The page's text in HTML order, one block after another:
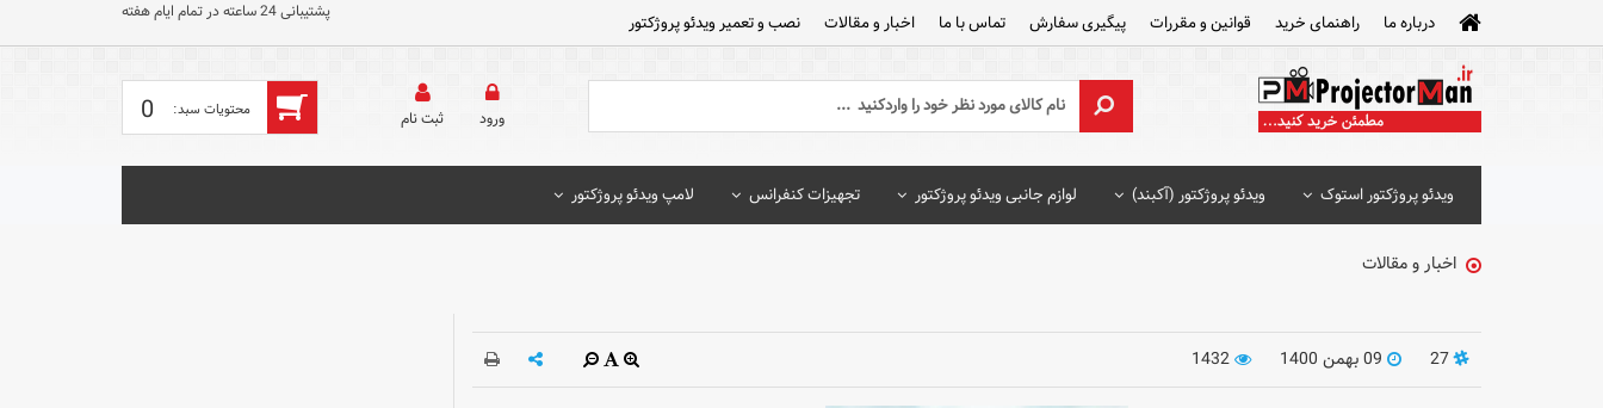
درباره ما راهنمای خرید قوانین و مقررات پیگیری سفارش تماس با ما اخبار و مقالات نصب و تعمیر ویدئو پروژکتور پشتیبانی 24 ساعته در تمام ایام هفته
0 ورود ثبت‌ نام
ویدئو پروژکتور استوک ویدئو پروژکتور (آکبند) لوازم جانبی ویدئو پروژکتور تجهیزات کنفرانس لامپ ویدئو پروژکتور
اخبار و مقالات
27 09 بهمن 1400 1432